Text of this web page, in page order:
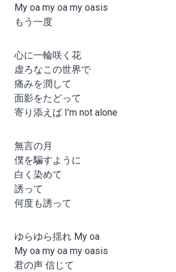
My oa my oa my oasis
もう一度
心に一輪咲く花
虚ろなこの世界で
痛みを潤して
面影をたどって
寄り添えば I’m not alone
無言の月
僕を騙すように
白く染めて
誘って
何度も誘って
ゆらゆら揺れ My oa
My oa my oa my oasis
君の声 信じて